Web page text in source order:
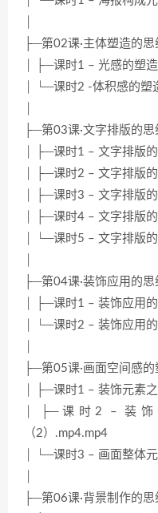
├─第02课·主体塑造的思
│ ├─课时1 – 光感的塑
│ └─课时2 -体积感的塑
├─第03课·文字排版的思
│ ├─课时1 – 文字排版
│ ├─课时2 – 文字排版
│ ├─课时3 – 文字排版
│ ├─课时4 – 文字排版
│ └─课时5 – 文字排版
├─第04课·装饰应用的思
│ ├─课时1 – 装饰应用
│ └─课时2 – 装饰应用
├─第05课·画面空间感的
│ ├─课时1 – 装饰元素
│ ├─课时2 – 装
（2）.mp4.mp4
│ └─课时3 – 画面整体
├─第06课·背景制作的思